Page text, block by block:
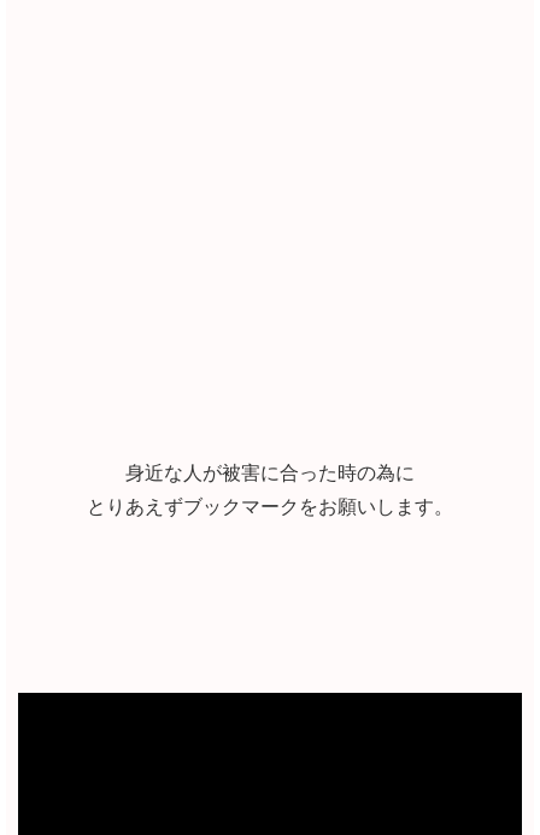
身近な人が被害に合った時の為に
とりあえずブックマークをお願いします。